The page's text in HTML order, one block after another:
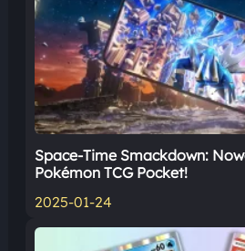
Space-Time Smackdown:
Pokémon TCG Pocket!
2025-01-24